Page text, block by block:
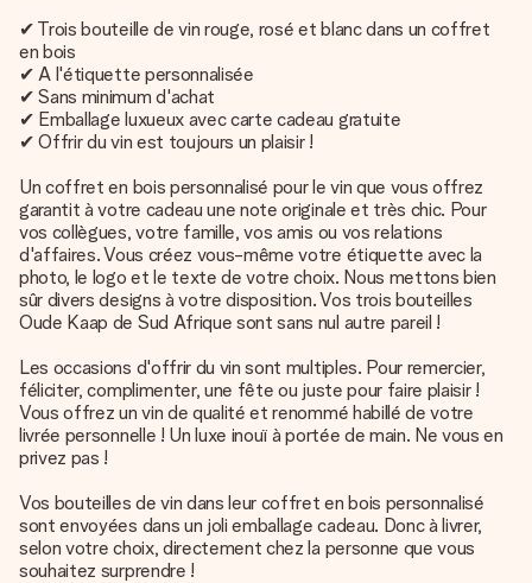
✔ Trois bouteille de vin rouge, rosé et blanc dans un coffret
en bois
✔ A l'étiquette personnalisée
✔ Sans minimum d'achat
✔ Emballage luxueux avec carte cadeau gratuite
✔ Offrir du vin est toujours un plaisir !
Un coffret en bois personnalisé pour le vin que vous offrez
garantit à votre cadeau une note originale et très chic. Pour
vos collègues, votre famille, vos amis ou vos relations
d'affaires. Vous créez vous-même votre étiquette avec la
photo, le logo et le texte de votre choix. Nous mettons bien
sûr divers designs à votre disposition. Vos trois bouteilles
Oude Kaap de Sud Afrique sont sans nul autre pareil !
Les occasions d'offrir du vin sont multiples. Pour remercier,
féliciter, complimenter, une fête ou juste pour faire plaisir !
Vous offrez un vin de qualité et renommé habillé de votre
livrée personnelle ! Un luxe inouï à portée de main. Ne vous en
privez pas !
Vos bouteilles de vin dans leur coffret en bois personnalisé
sont envoyées dans un joli emballage cadeau. Donc à livrer,
selon votre choix, directement chez la personne que vous
souhaitez surprendre !